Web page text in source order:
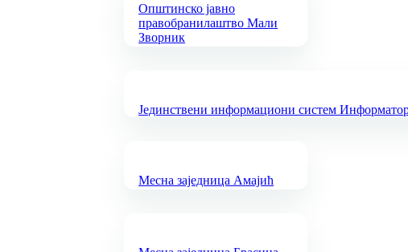
Општинско јавно
правобранилаштво Мали
Зворник
Јединствени информациони систем
Месна заједница Амајић